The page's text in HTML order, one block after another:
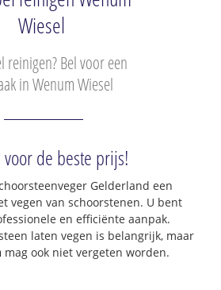
Wiesel
reinigen? Bel voor een
in Wenum Wiesel
de beste prijs!
Gelderland een
vegen van schoorstenen. U bent
en efficiënte aanpak.
laten vegen is belangrijk, maar
mag ook niet vergeten worden.